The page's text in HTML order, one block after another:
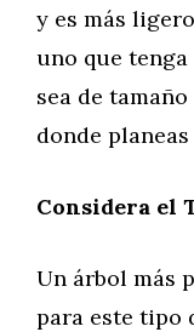
y es más
uno que
sea de
donde
Considera el
Un árbol más
para este tipo